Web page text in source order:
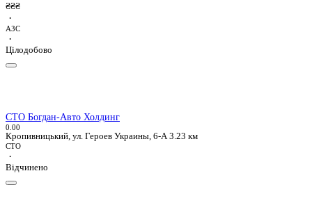
₴₴₴
·
АЗС
·
Цілодобово
СТО Богдан-Авто Холдинг
0.00
Кропивницький, ул. Героев Украины, 6-А 3.23 км
СТО
·
Відчинено